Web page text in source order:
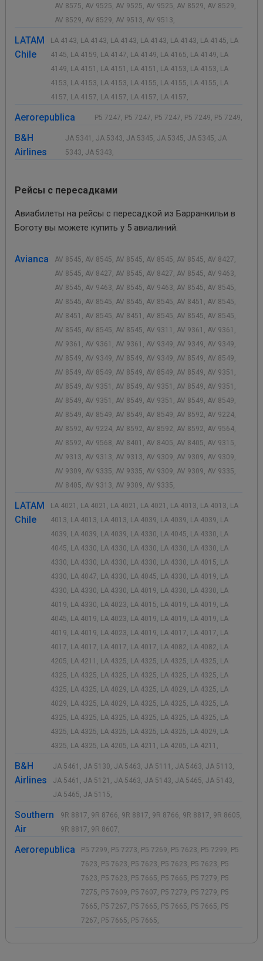
AV 8575, AV 9525, AV 9525, AV 9525, AV 8529, AV 8529,
AV 8529, AV 8529, AV 9513, AV 9513,
LATAM
Chile
LA 4143, LA 4143, LA 4143, LA 4143, LA 4143, LA 4145, LA
4145, LA 4159, LA 4147, LA 4149, LA 4165, LA 4149, LA
4149, LA 4151, LA 4151, LA 4151, LA 4153, LA 4153, LA
4153, LA 4153, LA 4153, LA 4155, LA 4155, LA 4155, LA
4157, LA 4157, LA 4157, LA 4157, LA 4157,
Aerorepublica P5 7247, P5 7247, P5 7247, P5 7249, P5 7249,
B&H
Airlines
JA 5341, JA 5343, JA 5345, JA 5345, JA 5345, JA
5343, JA 5343,
Рейсы с пересадками
Авиабилеты на рейсы с пересадкой из Барранкильи в
Боготу вы можете купить у 5 авиалиний.
Avianca
AV 8545, AV 8545, AV 8545, AV 8545, AV 8545, AV 8427,
AV 8545, AV 8427, AV 8545, AV 8427, AV 8545, AV 9463,
AV 8545, AV 9463, AV 8545, AV 9463, AV 8545, AV 8545,
AV 8545, AV 8545, AV 8545, AV 8545, AV 8451, AV 8545,
AV 8451, AV 8545, AV 8451, AV 8545, AV 8545, AV 8545,
AV 8545, AV 8545, AV 8545, AV 9311, AV 9361, AV 9361,
AV 9361, AV 9361, AV 9361, AV 9349, AV 9349, AV 9349,
AV 8549, AV 9349, AV 8549, AV 9349, AV 8549, AV 8549,
AV 8549, AV 8549, AV 8549, AV 8549, AV 8549, AV 9351,
AV 8549, AV 9351, AV 8549, AV 9351, AV 8549, AV 9351,
AV 8549, AV 9351, AV 8549, AV 9351, AV 8549, AV 8549,
AV 8549, AV 8549, AV 8549, AV 8549, AV 8592, AV 9224,
AV 8592, AV 9224, AV 8592, AV 8592, AV 8592, AV 9564,
AV 8592, AV 9568, AV 8401, AV 8405, AV 8405, AV 9315,
AV 9313, AV 9313, AV 9313, AV 9309, AV 9309, AV 9309,
AV 9309, AV 9335, AV 9335, AV 9309, AV 9309, AV 9335,
AV 8405, AV 9313, AV 9309, AV 9335,
LATAM
Chile
LA 4021, LA 4021, LA 4021, LA 4021, LA 4013, LA 4013, LA
4013, LA 4013, LA 4013, LA 4039, LA 4039, LA 4039, LA
4039, LA 4039, LA 4039, LA 4330, LA 4045, LA 4330, LA
4045, LA 4330, LA 4330, LA 4330, LA 4330, LA 4330, LA
4330, LA 4330, LA 4330, LA 4330, LA 4330, LA 4015, LA
4330, LA 4047, LA 4330, LA 4045, LA 4330, LA 4019, LA
4330, LA 4330, LA 4330, LA 4019, LA 4330, LA 4330, LA
4019, LA 4330, LA 4023, LA 4015, LA 4019, LA 4019, LA
4045, LA 4019, LA 4023, LA 4019, LA 4019, LA 4019, LA
4019, LA 4019, LA 4023, LA 4019, LA 4017, LA 4017, LA
4017, LA 4017, LA 4017, LA 4017, LA 4082, LA 4082, LA
4205, LA 4211, LA 4325, LA 4325, LA 4325, LA 4325, LA
4325, LA 4325, LA 4325, LA 4325, LA 4325, LA 4325, LA
4325, LA 4325, LA 4029, LA 4325, LA 4029, LA 4325, LA
4029, LA 4325, LA 4029, LA 4325, LA 4325, LA 4325, LA
4325, LA 4325, LA 4325, LA 4325, LA 4325, LA 4325, LA
4325, LA 4325, LA 4325, LA 4325, LA 4325, LA 4029, LA
4325, LA 4325, LA 4205, LA 4211, LA 4205, LA 4211,
B&H
Airlines
JA 5461, JA 5130, JA 5463, JA 5111, JA 5463, JA 5113,
JA 5461, JA 5121, JA 5463, JA 5143, JA 5465, JA 5143,
JA 5465, JA 5115,
Southern
Air
9R 8817, 9R 8766, 9R 8817, 9R 8766, 9R 8817, 9R 8605,
9R 8817, 9R 8607,
Aerorepublica
P5 7299, P5 7273, P5 7269, P5 7623, P5 7299, P5
7623, P5 7623, P5 7623, P5 7623, P5 7623, P5
7623, P5 7623, P5 7665, P5 7665, P5 7279, P5
7275, P5 7609, P5 7607, P5 7279, P5 7279, P5
7665, P5 7267, P5 7665, P5 7665, P5 7665, P5
7267, P5 7665, P5 7665,